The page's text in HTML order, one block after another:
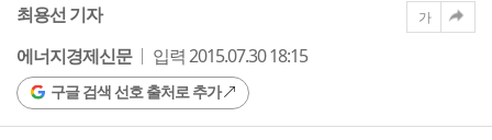
최용선 기자
에너지경제신문
입력 2015.07.30 18:15
구글 검색 선호 출처로 추가
가